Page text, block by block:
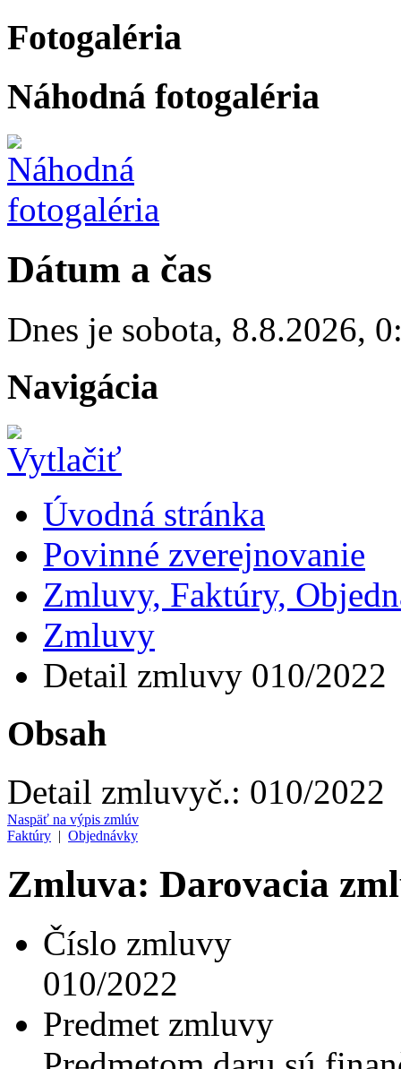
Fotogaléria
Náhodná fotogaléria
Dátum a čas
Dnes je sobota, 8.8.2026,
Navigácia
Úvodná stránka
Povinné zverejnovanie
Zmluvy, Faktúry,
Zmluvy
Detail zmluvy 010/2022
Obsah
Detail zmluvyč.: 010/2022
Naspäť na výpis zmlúv
Faktúry | Objednávky
Zmluva: Darovacia
Číslo zmluvy
010/2022
Predmet zmluvy